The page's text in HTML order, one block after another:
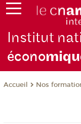
Institut
écono
Accueil Nos